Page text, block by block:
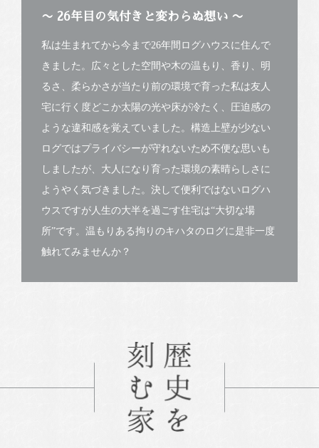
〜 26年目の気付きと変わらぬ想い 〜
私は生まれてから今まで26年間ログハウスに住んで
きました。広々とした空間や木の温もり、香り、明
るさ、柔らかさが当たり前の環境で育った私は友人
宅に行く度どこか太陽の光や床が冷たく、圧迫感の
ような違和感を覚えていました。構造上壁が少ない
ログではプライバシーが守れないため不便な思いも
しましたが、大人になり育った環境の素晴らしさに
ようやく気づきました。決して便利ではないログハ
ウスですが人生の大半を過ごす住宅は“大切な場
所”です。温もりある拘りのキハタのログに是非一度
触れてみませんか？